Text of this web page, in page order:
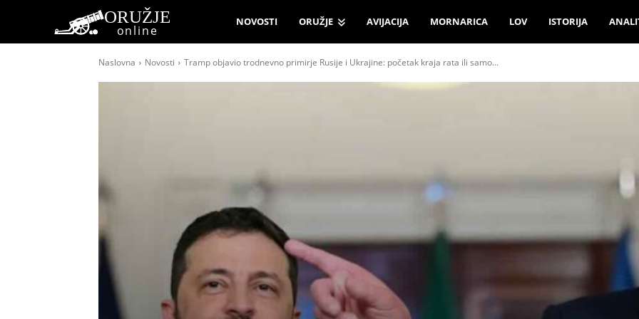
ORUŽJE
online
NOVOSTI ORUŽJE AVIJACIJA MORNARICA LOV ISTORIJA
Naslovna Novosti Tramp objavio trodnevno primirje Rusije i Ukrajine: početak kraja rata ili samo...